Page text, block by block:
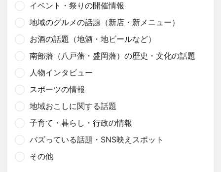
イベント・祭りの開催情報
地域のグルメの話題（新店・新メニュー）
お酒の話題（地酒・地ビールなど）
南部藩（八戸藩・盛岡藩）の歴史・文化の話題
人物インタビュー
スポーツの情報
地域おこしに関する話題
子育て・暮らし・行政の情報
バズっている話題・SNS映えスポット
その他